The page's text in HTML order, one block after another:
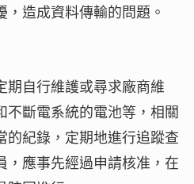
造成資料傳輸的問題。
期自行維護或尋求廠商維
不斷電系統的電池等，相關
的紀錄，定期地進行追蹤查
，應事先經過申請核准，在